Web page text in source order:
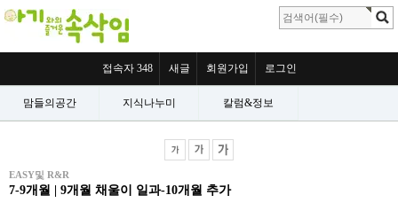
접속자 348 새글 회원가입 로그인
맘들의공간 지식나누미 칼럼&정보
EASY및 R&R
7-9개월 | 9개월 채울이 일과-10개월 추가